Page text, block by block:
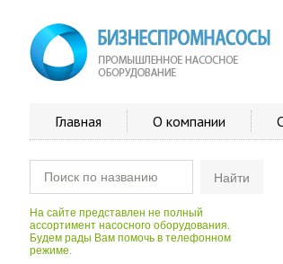
Главная О компании
На сайте представлен не полный
ассортимент насосного оборудования.
Будем рады Вам помочь в телефонном
режиме.